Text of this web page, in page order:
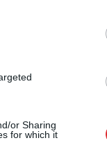
or Sharing
for which it